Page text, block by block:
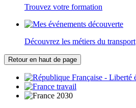
Trouvez votre formation
Découvrez les métiers du transport
Retour en haut de page